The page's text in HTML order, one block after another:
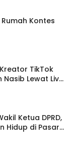
Kontes
TikTok
Lewat Live
Ketua DPRD,
Hidup di Pasar